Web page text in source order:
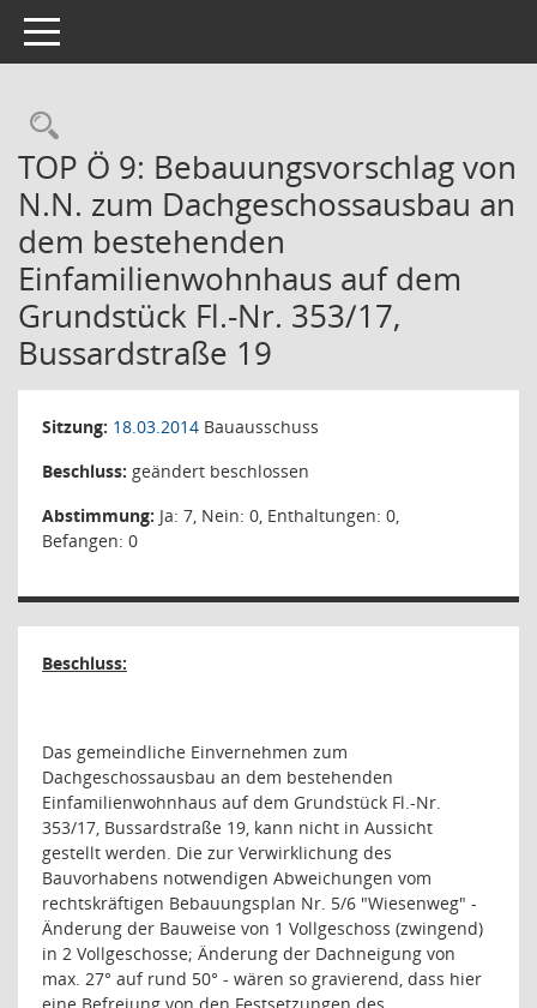
Toggle navigation
Rechercheauswahl
TOP Ö 9: Bebauungsvorschlag von
N.N. zum Dachgeschossausbau an
dem bestehenden
Einfamilienwohnhaus auf dem
Grundstück Fl.-Nr. 353/17,
Bussardstraße 19
Sitzung: 18.03.2014 Bauausschuss
Beschluss: geändert beschlossen
Abstimmung: Ja: 7, Nein: 0, Enthaltungen: 0,
Befangen: 0
Beschluss:
Das gemeindliche Einvernehmen zum
Dachgeschossausbau an dem bestehenden
Einfamilienwohnhaus auf dem Grundstück Fl.-Nr.
353/17, Bussardstraße 19, kann nicht in Aussicht
gestellt werden. Die zur Verwirklichung des
Bauvorhabens notwendigen Abweichungen vom
rechtskräftigen Bebauungsplan Nr. 5/6 "Wiesenweg" ‑
Änderung der Bauweise von 1 Vollgeschoss (zwingend)
in 2 Vollgeschosse; Änderung der Dachneigung von
max. 27° auf rund 50° ‑ wären so gravierend, dass hier